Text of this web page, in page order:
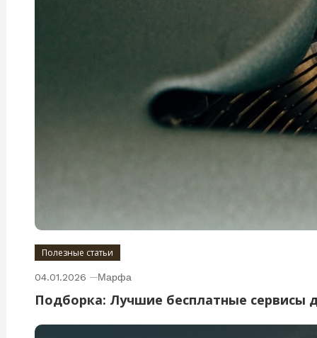
Полезные статьи
04.01.2026 Марфа
Подборка: Лучшие бесплатные сервисы